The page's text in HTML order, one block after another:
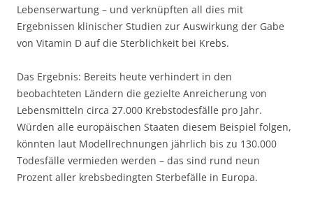
Lebenserwartung – und verknüpften all dies mit
Ergebnissen klinischer Studien zur Auswirkung der Gabe
von Vitamin D auf die Sterblichkeit bei Krebs.
Das Ergebnis: Bereits heute verhindert in den
beobachteten Ländern die gezielte Anreicherung von
Lebensmitteln circa 27.000 Krebstodesfälle pro Jahr.
Würden alle europäischen Staaten diesem Beispiel folgen,
könnten laut Modellrechnungen jährlich bis zu 130.000
Todesfälle vermieden werden – das sind rund neun
Prozent aller krebsbedingten Sterbefälle in Europa.